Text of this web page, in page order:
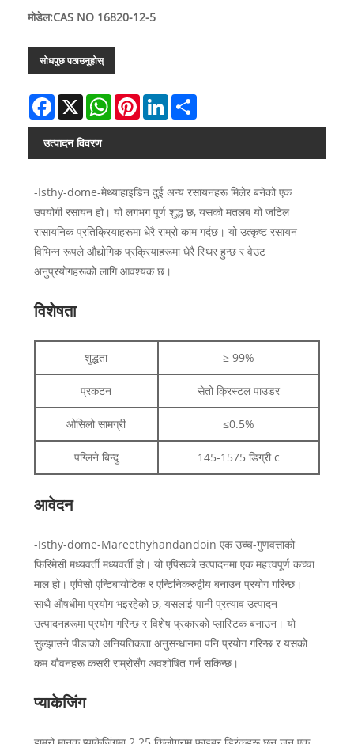
मोडेल:CAS NO 16820-12-5
सोधपुछ पठाउनुहोस्
Facebook
X WhatsAppPinterestLinkedIn
उत्पादन विवरण
-Isthy-dome-मेथ्याहाइडिन दुई अन्य रसायनहरू मिलेर बनेको एक
उपयोगी रसायन हो। यो लगभग पूर्ण शुद्ध छ, यसको मतलब यो जटिल
रासायनिक प्रतिक्रियाहरूमा धेरै राम्रो काम गर्दछ। यो उत्कृष्ट रसायन
विभिन्न रूपले औद्योगिक प्रक्रियाहरूमा धेरै स्थिर हुन्छ र वेउट
अनुप्रयोगहरूको लागि आवश्यक छ।
विशेषता
शुद्धता ≥ 99%
प्रकटन सेतो क्रिस्टल पाउडर
ओसिलो सामग्री ≤0.5%
पग्लिने बिन्दु 145-1575 डिग्री c
आवेदन
-Isthy-dome-Mareethyhandandoin एक उच्च-गुणवत्ताको
फिरिमेसी मध्यवर्ती मध्यवर्ती हो। यो एपिसको उत्पादनमा एक महत्त्वपूर्ण कच्चा
माल हो। एपिसो एन्टिबायोटिक र एन्टिनिकरुद्वीय बनाउन प्रयोग गरिन्छ।
साथै औषधीमा प्रयोग भइरहेको छ, यसलाई पानी प्रत्याव उत्पादन
उत्पादनहरूमा प्रयोग गरिन्छ र विशेष प्रकारको प्लास्टिक बनाउन। यो
सुल्झाउने पीडाको अनियतिकता अनुसन्धानमा पनि प्रयोग गरिन्छ र यसको
कम यौवनहरू कसरी राम्रोसँग अवशोषित गर्न सकिन्छ।
प्याकेजिंग